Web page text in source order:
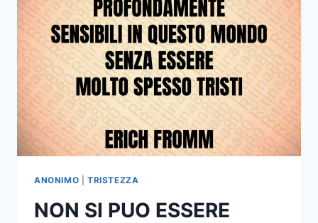
FOTO
E
LA
GUARDO
VOLTE
MI
QUALCHE
LACRIMA
CONCEDIMELO
SAI
ANONIMO TRISTEZZA
NON SI PUO ESSERE